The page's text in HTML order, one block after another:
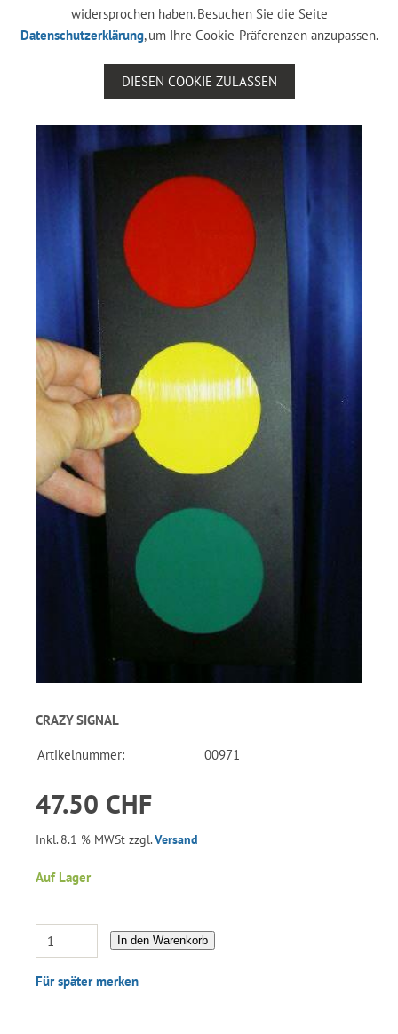
widersprochen haben. Besuchen Sie die Seite
Datenschutzerklärung, um Ihre Cookie-Präferenzen anzupassen.
DIESEN COOKIE ZULASSEN
CRAZY SIGNAL
Artikelnummer: 00971
47.50 CHF
Inkl. 8.1 % MWSt zzgl.Versand
Auf Lager
In den Warenkorb
Für später merken